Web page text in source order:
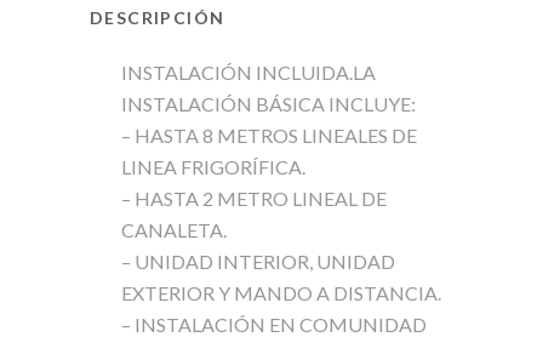
DESCRIPCIÓN
INSTALACIÓN INCLUIDA.LA
INSTALACIÓN BÁSICA INCLUYE:
– HASTA 8 METROS LINEALES DE
LINEA FRIGORÍFICA.
– HASTA 2 METRO LINEAL DE
CANALETA.
– UNIDAD INTERIOR, UNIDAD
EXTERIOR Y MANDO A DISTANCIA.
– INSTALACIÓN EN COMUNIDAD